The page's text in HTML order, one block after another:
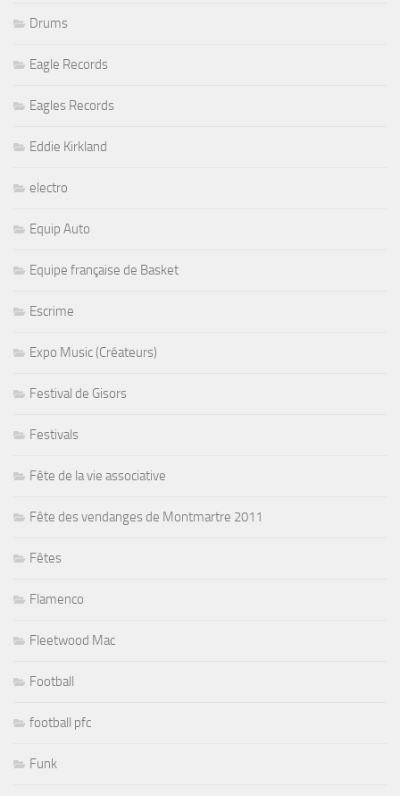
Drums
Eagle Records
Eagles Records
Eddie Kirkland
electro
Equip Auto
Equipe française de Basket
Escrime
Expo Music (Créateurs)
Festival de Gisors
Festivals
Fête de la vie associative
Fête des vendanges de Montmartre 2011
Fêtes
Flamenco
Fleetwood Mac
Football
football pfc
Funk